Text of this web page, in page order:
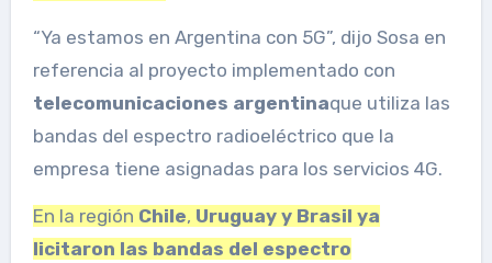
“Ya estamos en Argentina con 5G”, dijo Sosa en
referencia al proyecto implementado con
telecomunicaciones argentinaque utiliza las
bandas del espectro radioeléctrico que la
empresa tiene asignadas para los servicios 4G.
En la región Chile, Uruguay y Brasil ya
licitaron las bandas del espectro